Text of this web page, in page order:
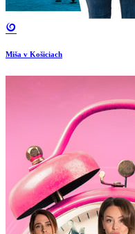
Miša v Košiciach